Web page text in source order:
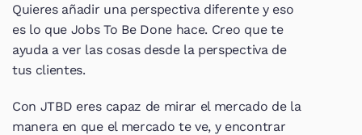
Quieres añadir una perspectiva diferente y eso
es lo que Jobs To Be Done hace. Creo que te
ayuda a ver las cosas desde la perspectiva de
tus clientes.
Con JTBD eres capaz de mirar el mercado de la
manera en que el mercado te ve, y encontrar